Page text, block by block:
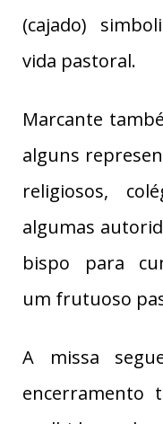
(cajado)
vida pastoral.
Marcante
alguns
religiosos,
algumas
bispo para
um frutuoso
A missa
encerramento